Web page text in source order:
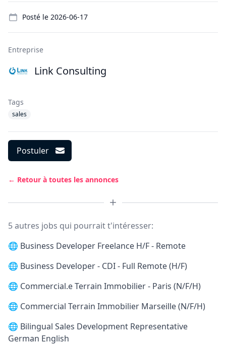
Posté le 2026-06-17
Entreprise
Link Consulting
Tags
sales
Postuler
← Retour à toutes les annonces
5 autres jobs qui pourrait t'intéresser:
🌐 Business Developer Freelance H/F - Remote
🌐 Business Developer - CDI - Full Remote (H/F)
🌐 Commercial.e Terrain Immobilier - Paris (N/F/H)
🌐 Commercial Terrain Immobilier Marseille (N/F/H)
🌐 Bilingual Sales Development Representative
German English